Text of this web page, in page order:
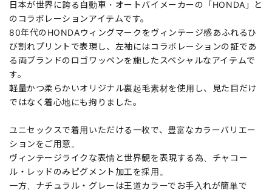
日本が世界に誇る自動車・オートバイメーカーの「HONDA」と
のコラボレーションアイテムです。
80年代のHONDAウィングマークをヴィンテージ感あふれるひ
び割れプリントで表現し、左袖にはコラボレーションの証であ
る両ブランドのロゴワッペンを施したスペシャルなアイテムで
す。
軽量かつ柔らかいオリジナル裏起毛素材を使用し、見た目だけ
ではなく着心地にも拘りました。
ユニセックスで着用いただける一枚で、豊富なカラーバリエー
ションをご用意。
ヴィンテージライクな表情と世界観を表現する為、チャコー
ル・レッドのみピグメント加工を採用。
一方、ナチュラル・グレーは王道カラーでお手入れが簡単で